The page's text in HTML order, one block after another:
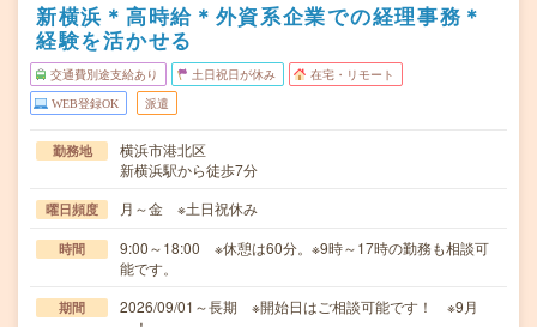
新横浜＊高時給＊外資系企業での経理事務＊
経験を活かせる
交通費別途支給あり 土日祝日が休み 在宅・リモート
WEB登録OK 派遣
勤務地
横浜市港北区
新横浜駅から徒歩7分
曜日頻度 月～金 ※土日祝休み
時間
9:00～18:00 ※休憩は60分。※9時～17時の勤務も相談可
能です。
期間
2026/09/01～長期 ※開始日はご相談可能です！ ※9月